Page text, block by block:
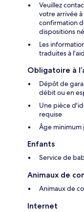
Veuillez
votre arrivée
confirmation
dispositions
Les
traduites à
Obligatoire à
Dépôt de
débit ou en
Une pièce
requise
Âge minimum
Enfants
Service de
Animaux de
Animaux de
Internet